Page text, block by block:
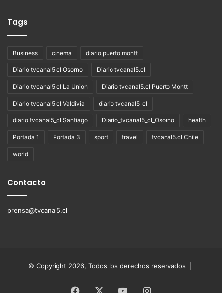
Tags
Business cinema diario puerto montt
Diario tvcanal5 cl Osorno Diario tvcanal5.cl
Diario tvcanal5.cl La Union Diario tvcanal5.cl Puerto Montt
Diario tvcanal5.cl Valdivia diario tvcanal5_cl
diario tvcanal5_cl Santiago Diario_tvcanal5_cl_Osorno health
Portada 1 Portada 3 sport travel tvcanal5.cl Chile
world
Contacto
prensa@tvcanal5.cl
© Copyright 2026, Todos los derechos reservados |
Facebook YouTubeInstagram